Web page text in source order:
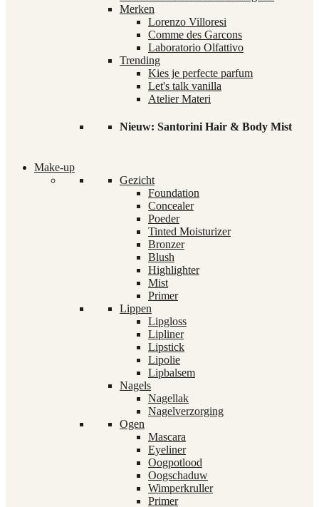
Merken
Lorenzo Villoresi
Comme des Garcons
Laboratorio Olfattivo
Trending
Kies je perfecte parfum
Let's talk vanilla
Atelier Materi
Nieuw: Santorini Hair & Body Mist
Make-up
Gezicht
Foundation
Concealer
Poeder
Tinted Moisturizer
Bronzer
Blush
Highlighter
Mist
Primer
Lippen
Lipgloss
Lipliner
Lipstick
Lipolie
Lipbalsem
Nagels
Nagellak
Nagelverzorging
Ogen
Mascara
Eyeliner
Oogpotlood
Oogschaduw
Wimperkruller
Primer